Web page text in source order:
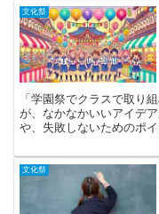
文化祭
「学園祭でクラスで取り
が、なかなかいいアイデ
や、失敗しないためのポ
文化祭